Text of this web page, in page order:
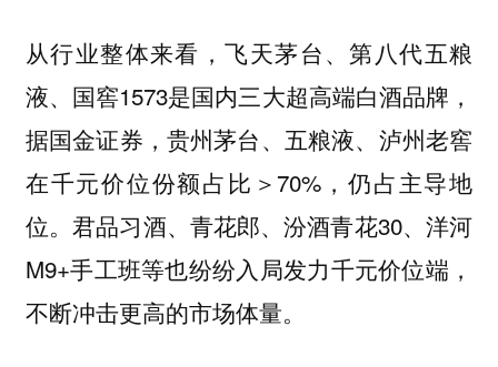
从行业整体来看，飞天茅台、第八代五粮
液、国窖1573是国内三大超高端白酒品牌，
据国金证券，贵州茅台、五粮液、泸州老窖
在千元价位份额占比＞70%，仍占主导地
位。君品习酒、青花郎、汾酒青花30、洋河
M9+手工班等也纷纷入局发力千元价位端，
不断冲击更高的市场体量。